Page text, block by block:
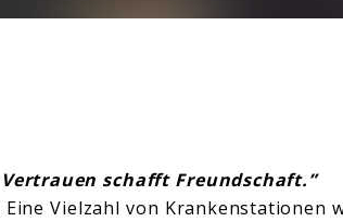
schafft Freundschaft.”
Vielzahl von Krankenstationen